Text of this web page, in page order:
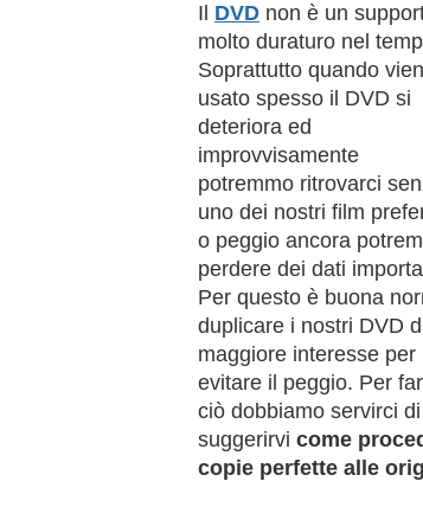
Il DVD non è un
molto duraturo nel
Soprattutto quando
usato spesso il DVD si
deteriora ed
improvvisamente
potremmo ritrovarci
uno dei nostri film
o peggio ancora
perdere dei dati
Per questo è buona
duplicare i nostri DVD
maggiore interesse per
evitare il peggio. Per
ciò dobbiamo servirci
suggerirvi come
copie perfette alle